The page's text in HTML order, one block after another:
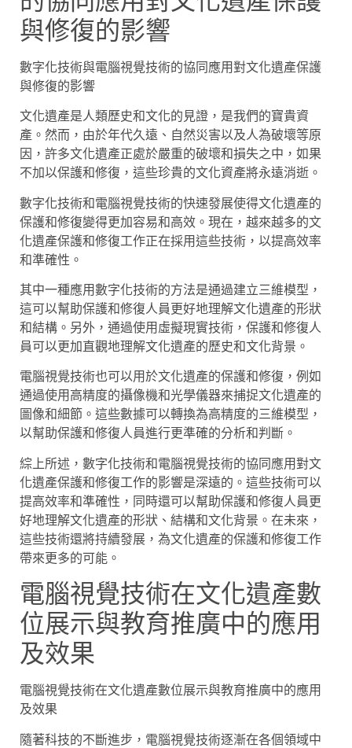
與修復的影響
數字化技術與電腦視覺技術的協同應用對文化遺產保護
與修復的影響
文化遺產是人類歷史和文化的見證，是我們的寶貴資
產。然而，由於年代久遠、自然災害以及人為破壞等原
因，許多文化遺產正處於嚴重的破壞和損失之中，如果
不加以保護和修復，這些珍貴的文化資產將永遠消逝。
數字化技術和電腦視覺技術的快速發展使得文化遺產的
保護和修復變得更加容易和高效。現在，越來越多的文
化遺產保護和修復工作正在採用這些技術，以提高效率
和準確性。
其中一種應用數字化技術的方法是通過建立三維模型，
這可以幫助保護和修復人員更好地理解文化遺產的形狀
和結構。另外，通過使用虛擬現實技術，保護和修復人
員可以更加直觀地理解文化遺產的歷史和文化背景。
電腦視覺技術也可以用於文化遺產的保護和修復，例如
通過使用高精度的攝像機和光學儀器來捕捉文化遺產的
圖像和細節。這些數據可以轉換為高精度的三維模型，
以幫助保護和修復人員進行更準確的分析和判斷。
綜上所述，數字化技術和電腦視覺技術的協同應用對文
化遺產保護和修復工作的影響是深遠的。這些技術可以
提高效率和準確性，同時還可以幫助保護和修復人員更
好地理解文化遺產的形狀、結構和文化背景。在未來，
這些技術還將持續發展，為文化遺產的保護和修復工作
帶來更多的可能。
電腦視覺技術在文化遺產數
位展示與教育推廣中的應用
及效果
電腦視覺技術在文化遺產數位展示與教育推廣中的應用
及效果
隨著科技的不斷進步，電腦視覺技術逐漸在各個領域中